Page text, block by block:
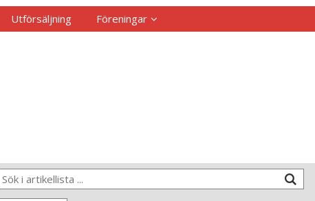
Utförsäljning Föreningar